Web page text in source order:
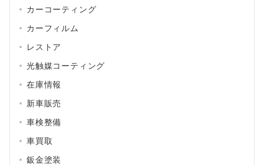
カーコーティング
カーフィルム
レストア
光触媒コーティング
在庫情報
新車販売
車検整備
車買取
鈑金塗装